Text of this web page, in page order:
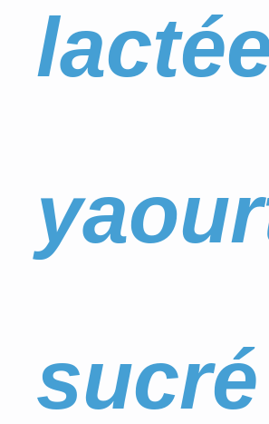
sucré